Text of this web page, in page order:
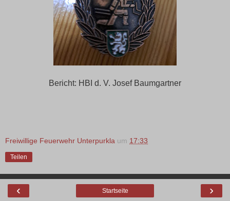
Bericht: HBI d. V. Josef Baumgartner
Freiwillige Feuerwehr Unterpurkla um 17:33
Teilen
‹ ›
Startseite